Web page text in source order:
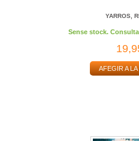
YARROS,
Sense stock.
AFEGIR A